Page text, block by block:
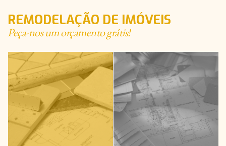
REMODELAÇÃO DE IMÓVEIS
Peça-nos um orçamento grátis!